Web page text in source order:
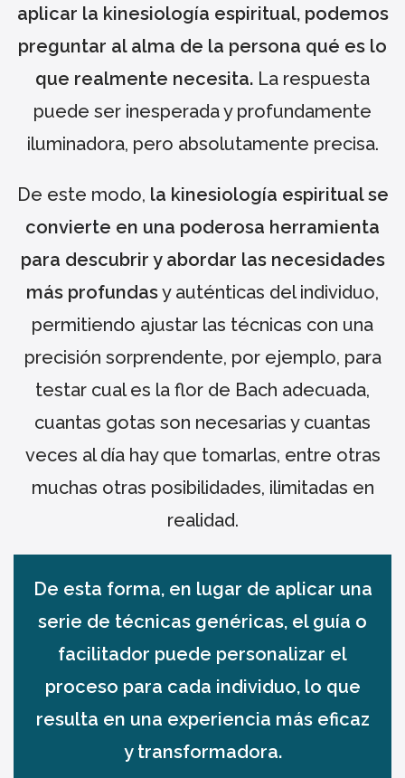
aplicar la kinesiología espiritual, podemos
preguntar al alma de la persona qué es lo
que realmente necesita. La respuesta
puede ser inesperada y profundamente
iluminadora, pero absolutamente precisa.
De este modo, la kinesiología espiritual se
convierte en una poderosa herramienta
para descubrir y abordar las necesidades
más profundasy auténticas del individuo,
permitiendo ajustar las técnicas con una
precisión sorprendente, por ejemplo, para
testar cual es la flor de Bach adecuada,
cuantas gotas son necesarias y cuantas
veces al día hay que tomarlas, entre otras
muchas otras posibilidades, ilimitadas en
realidad.
De esta forma, en lugar de aplicar una
serie de técnicas genéricas, el guía o
facilitador puede personalizar el
proceso para cada individuo, lo que
resulta en una experiencia más eficaz
y transformadora.